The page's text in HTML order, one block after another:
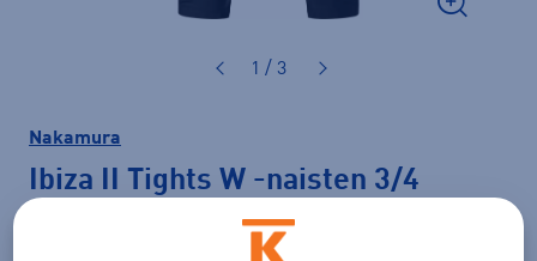
1 / 3
Nakamura
Ibiza II Tights W -naisten 3/4